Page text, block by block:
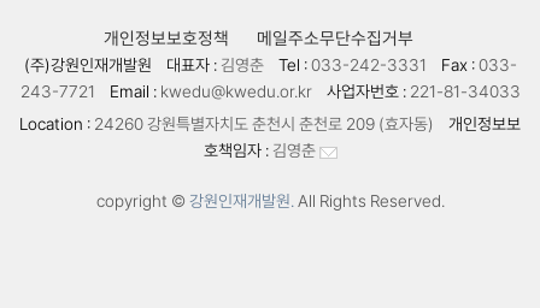
개인정보보호정책 메일주소무단수집거부
(주)강원인재개발원 대표자 : 김영춘 Tel : 033-242-3331 Fax : 033-
243-7721
Email : kwedu@kwedu.or.kr 사업자번호 : 221-81-34033
Location : 24260 강원특별자치도 춘천시 춘천로 209 (효자동)
개인정보보
호책임자 : 김영춘
copyright © 강원인재개발원.All Rights Reserved.